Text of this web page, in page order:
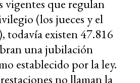
vigentes que regulan
(los jueces y el
todavía existen 47.816
una jubilación
establecido por la ley.
no llaman la